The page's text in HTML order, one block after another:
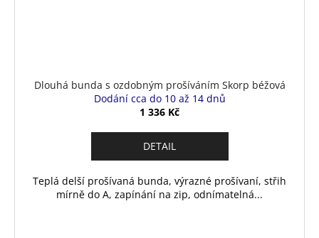
Dlouhá bunda s ozdobným prošíváním Skorp béžová
Dodání cca do 10 až 14 dnů
1 336 Kč
DETAIL
Teplá delší prošívaná bunda, výrazné prošívaní, střih
mírně do A, zapínání na zip, odnímatelná...